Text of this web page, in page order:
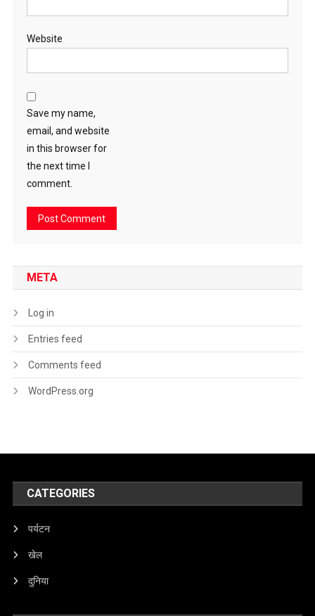
Website
Save my name,
email, and website
in this browser for
the next time I
comment.
META
Log in
Entries feed
Comments feed
WordPress.org
CATEGORIES
पर्यटन
खेल
दुनिया